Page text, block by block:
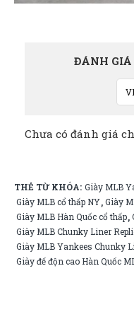
ĐÁNH GIÁ
Chưa có đánh giá
THẺ TỪ KHÓA: Giày MLB
Giày MLB cổ thấp NY,Giày
Giày MLB Hàn Quốc cổ thấp,
Giày MLB Chunky Liner
Giày MLB Yankees Chunky
Giày đế độn cao Hàn Quốc